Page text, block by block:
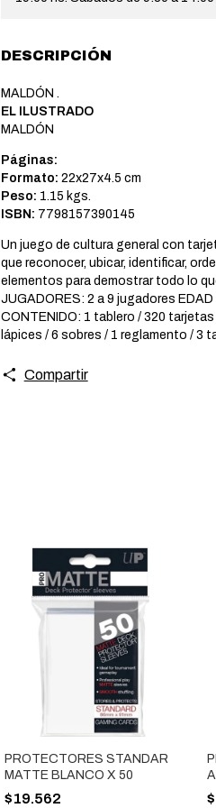
DESCRIPCIÓN
MALDÓN .
EL ILUSTRADO
MALDÓN
Páginas:
Formato: 22x27x4.5 cm
Peso: 1.15 kgs.
ISBN: 7798157390145
Un juego de cultura general con
que reconocer, ubicar, identificar,
elementos para demostrar todo lo
JUGADORES: 2 a 9 jugadores
CONTENIDO: 1 tablero / 320
lápices / 6 sobres / 1 reglamento / 3
Compartir
PROTECTORES STANDAR
MATTE BLANCO X 50
$19.562